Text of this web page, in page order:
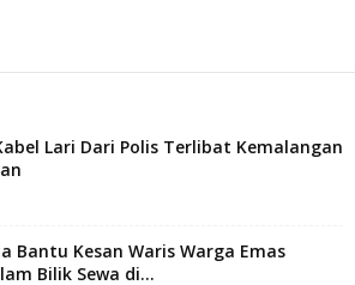
Lari Dari Polis Terlibat Kemalangan
Bantu Kesan Waris Warga Emas
Bilik Sewa di...